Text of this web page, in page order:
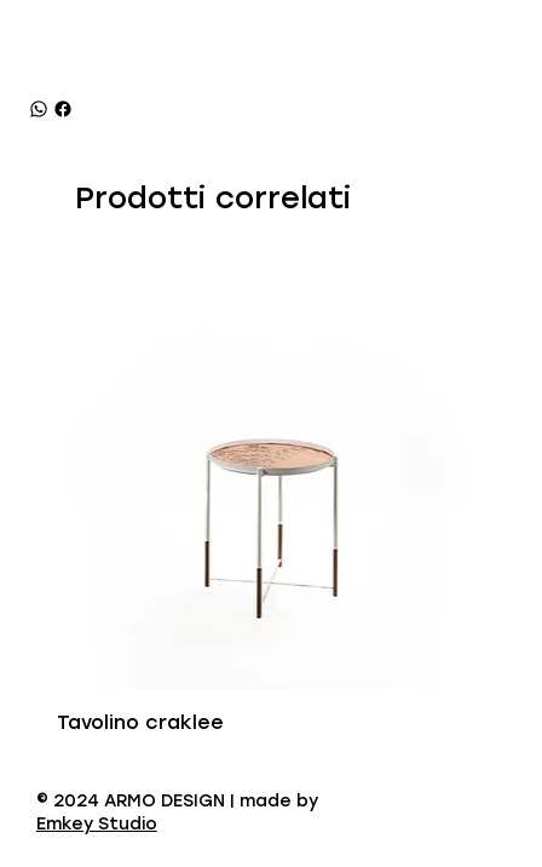
Prodotti correlati
Tavolino craklee
© 2024 ARMO DESIGN | made by
Emkey Studio